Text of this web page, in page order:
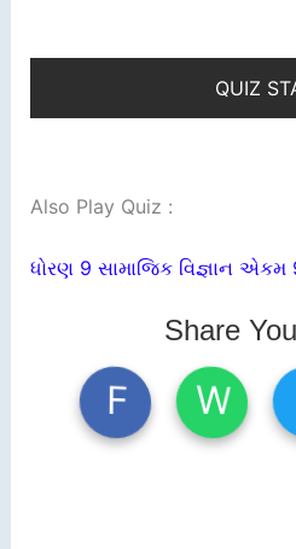
QUIZ
Also Play Quiz :
ધોરણ 9 સામાજિક વિજ્ઞાન એકમ
Share
F W